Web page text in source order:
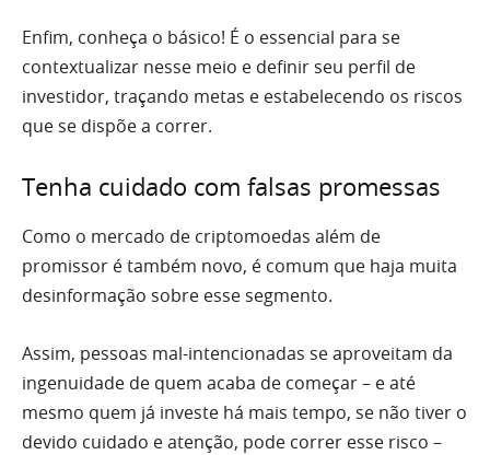
Enfim, conheça o básico! É o essencial para se
contextualizar nesse meio e definir seu perfil de
investidor, traçando metas e estabelecendo os riscos
que se dispõe a correr.
Tenha cuidado com falsas promessas
Como o mercado de criptomoedas além de
promissor é também novo, é comum que haja muita
desinformação sobre esse segmento.
Assim, pessoas mal-intencionadas se aproveitam da
ingenuidade de quem acaba de começar – e até
mesmo quem já investe há mais tempo, se não tiver o
devido cuidado e atenção, pode correr esse risco –